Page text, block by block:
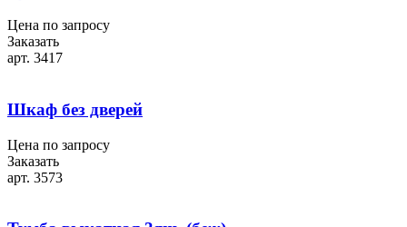
Цена по запросу
Заказать
арт. 3417
Шкаф без дверей
Цена по запросу
Заказать
арт. 3573